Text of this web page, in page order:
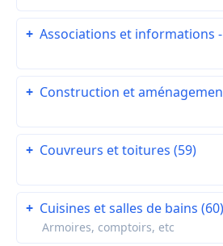
+ Associations et informations
+ Construction et
+ Couvreurs et toitures (59)
+ Cuisines et salles de bains (60)
Armoires, comptoirs, etc